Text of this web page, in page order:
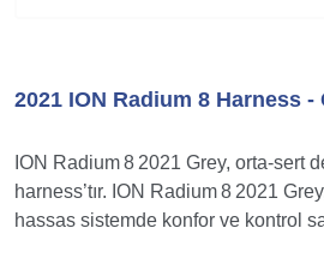
2021 ION Radium 8 Harness -
ION Radium 8 2021 Grey, orta‑sert
harness’tır. ION Radium 8 2021
hassas sistemde konfor ve kontrol